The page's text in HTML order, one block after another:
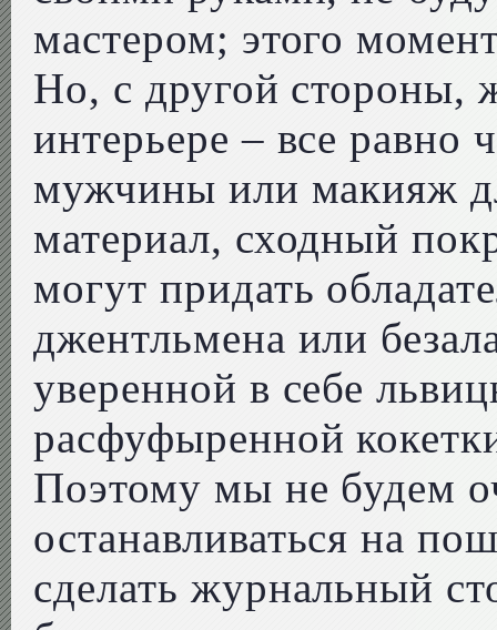
мастером; этого
Но, с другой стороны,
интерьере – все равно
мужчины или макияж
материал, сходный
могут придать
джентльмена или
уверенной в себе
расфуфыренной
Поэтому мы не будем
останавливаться на
сделать журнальный